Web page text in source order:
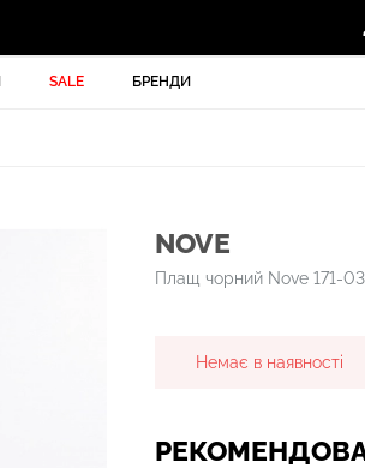
SALE БРЕНДИ
NOVE
Плащ чорний Nove 171-
Немає в наявності